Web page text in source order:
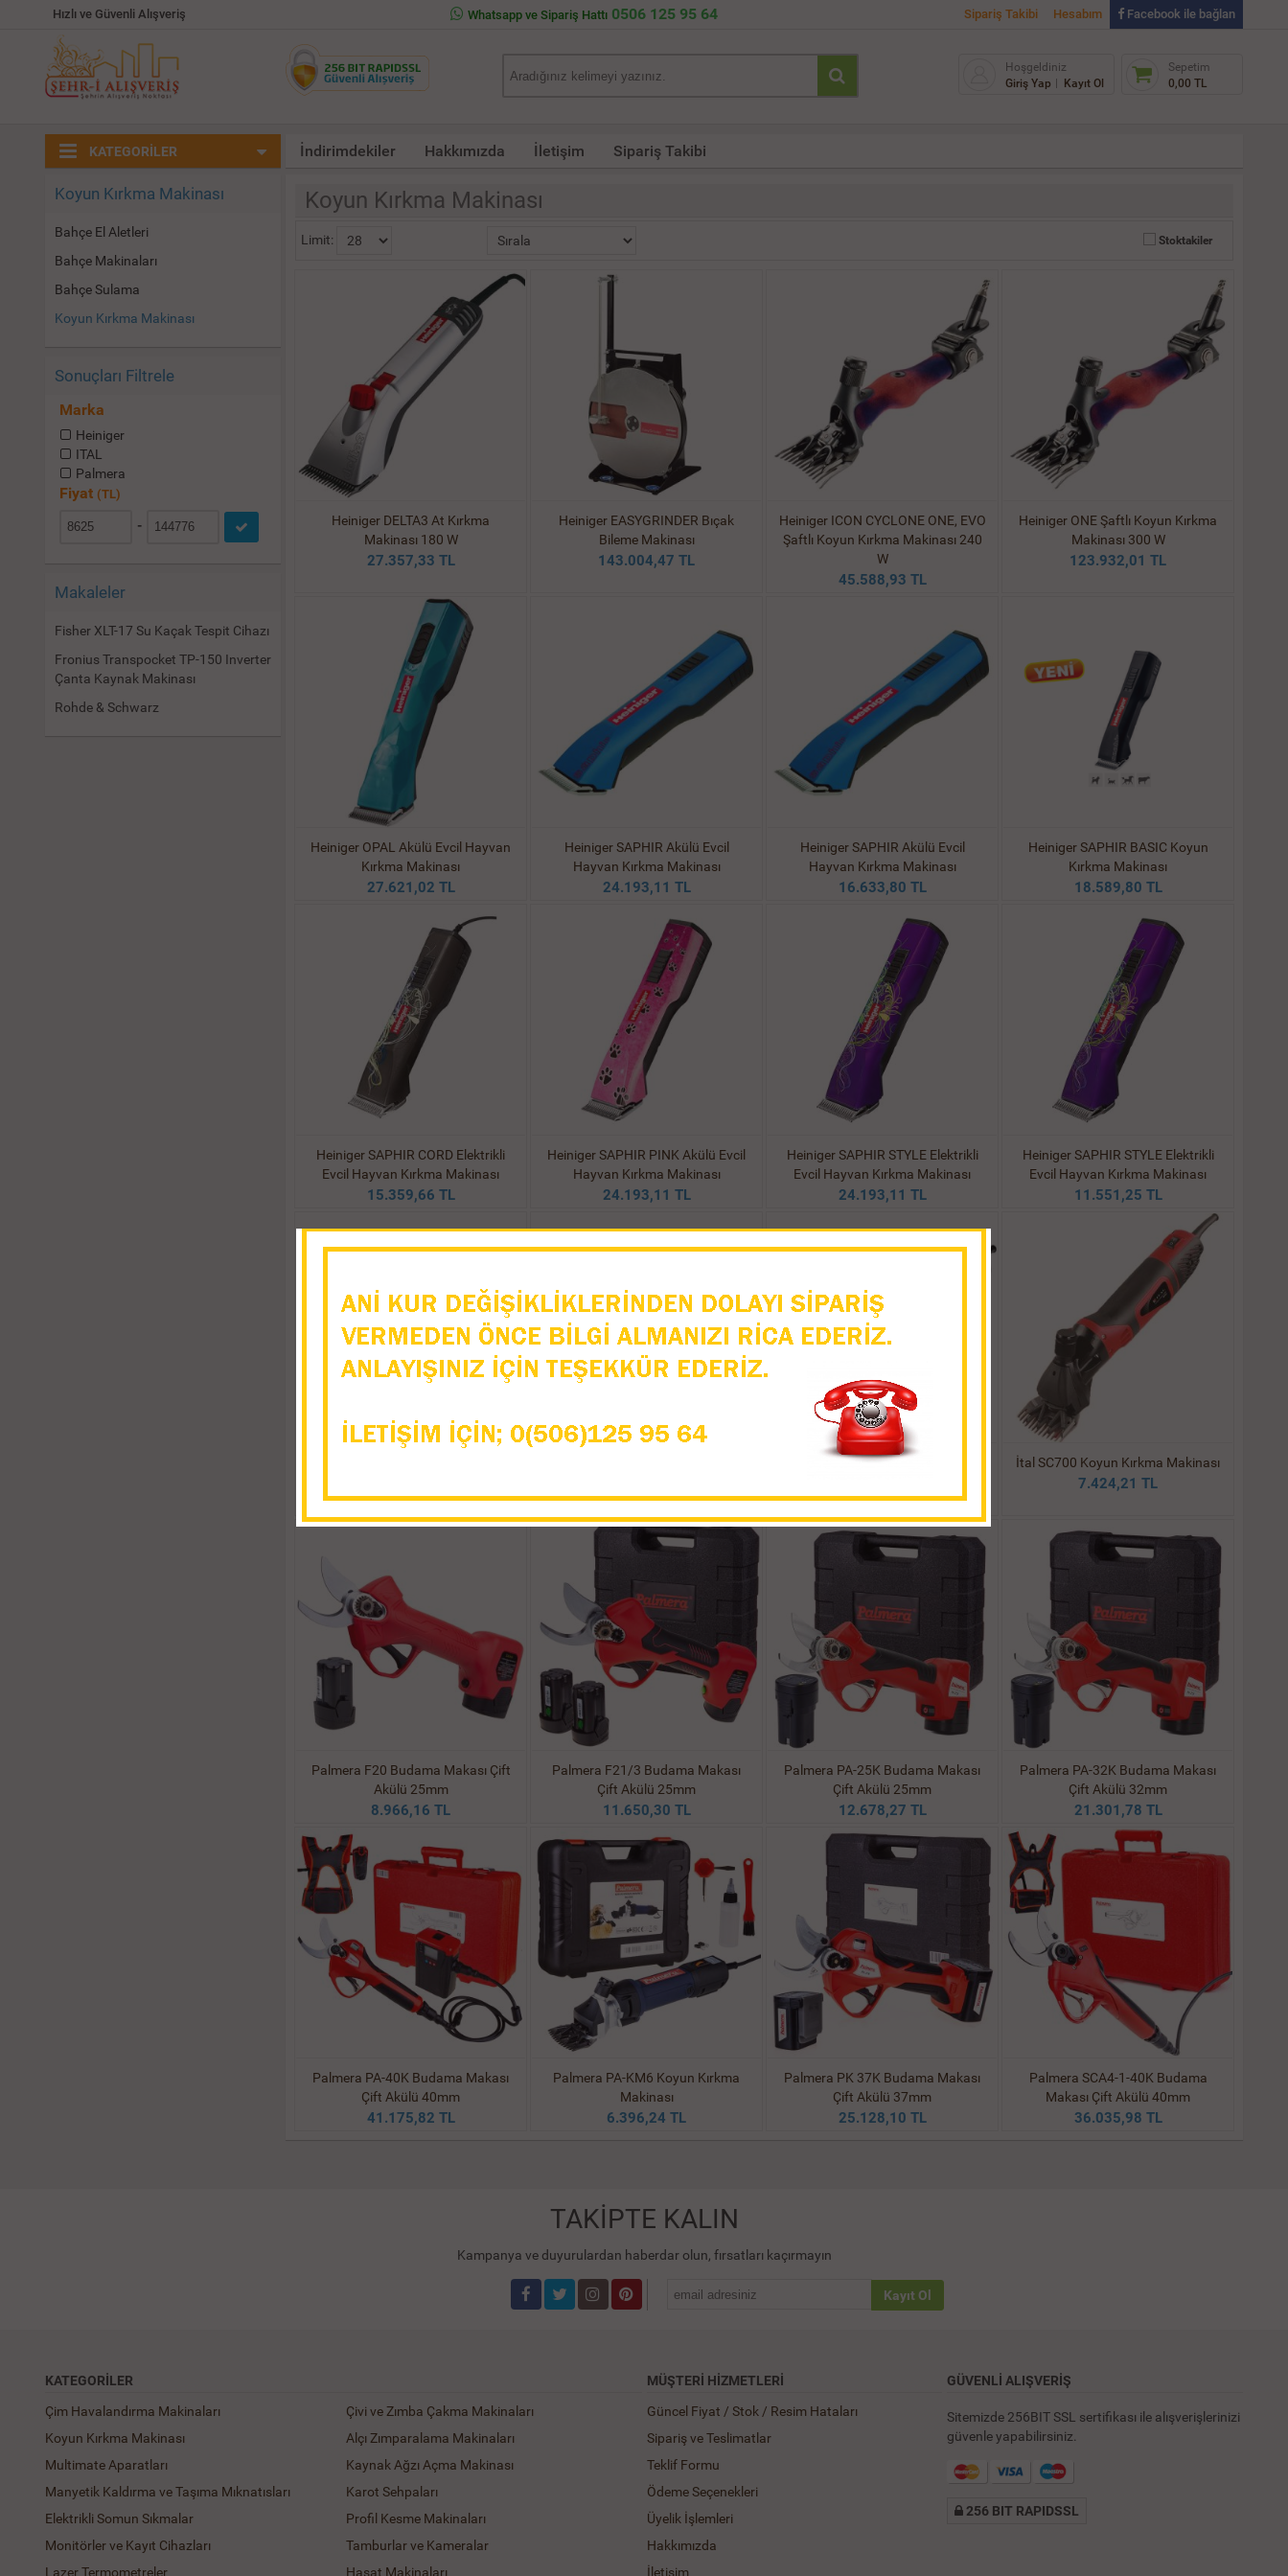
Hızlı ve Güvenli Alışveriş Whatsapp ve Sipariş Hattı 0506 125 95 64 Sipariş Takibi Hesabım Facebook ile bağlan
Sepetim
0,00 TL
Hoşgeldiniz
Giriş Yap
Kayıt Ol
KATEGORİLER İndirimdekiler Hakkımızda İletişim Sipariş Takibi
Koyun Kırkma Makinası
Bahçe El Aletleri
Bahçe Makinaları
Bahçe Sulama
Koyun Kırkma Makinası
Sonuçları Filtrele
Marka
Heiniger
ITAL
Palmera
Fiyat (TL)
-
Makaleler
Fisher XLT-17 Su Kaçak Tespit Cihazı
Fronius Transpocket TP-150 Inverter
Çanta Kaynak Makinası
Rohde & Schwarz
Koyun Kırkma Makinası
Limit: Stoktakiler
Heiniger DELTA3 At Kırkma
Makinası 180 W
27.357,33 TL
Heiniger EASYGRINDER Bıçak
Bileme Makinası
143.004,47 TL
Heiniger ICON CYCLONE ONE, EVO
Şaftlı Koyun Kırkma Makinası 240
W
45.588,93 TL
Heiniger ONE Şaftlı Koyun Kırkma
Makinası 300 W
123.932,01 TL
Heiniger OPAL Akülü Evcil Hayvan
Kırkma Makinası
27.621,02 TL
Heiniger SAPHIR Akülü Evcil
Hayvan Kırkma Makinası
24.193,11 TL
Heiniger SAPHIR Akülü Evcil
Hayvan Kırkma Makinası
16.633,80 TL
Heiniger SAPHIR BASIC Koyun
Kırkma Makinası
18.589,80 TL
Heiniger SAPHIR CORD Elektrikli
Evcil Hayvan Kırkma Makinası
15.359,66 TL
Heiniger SAPHIR PINK Akülü Evcil
Hayvan Kırkma Makinası
24.193,11 TL
Heiniger SAPHIR STYLE Elektrikli
Evcil Hayvan Kırkma Makinası
24.193,11 TL
Heiniger SAPHIR STYLE Elektrikli
Evcil Hayvan Kırkma Makinası
11.551,25 TL
36.981,84 TL 5.806,11 TL
İtal SC600 Koyun Kırkma Makinası İtal SC700 Koyun Kırkma Makinası
7.424,21 TL
Palmera F20 Budama Makası Çift
Akülü 25mm
8.966,16 TL
Palmera F21/3 Budama Makası
Çift Akülü 25mm
11.650,30 TL
Palmera PA-25K Budama Makası
Çift Akülü 25mm
12.678,27 TL
Palmera PA-32K Budama Makası
Çift Akülü 32mm
21.301,78 TL
Palmera PA-40K Budama Makası
Çift Akülü 40mm
41.175,82 TL
Palmera PA-KM6 Koyun Kırkma
Makinası
6.396,24 TL
Palmera PK 37K Budama Makası
Çift Akülü 37mm
25.128,10 TL
Palmera SCA4-1-40K Budama
Makası Çift Akülü 40mm
36.035,98 TL
TAKİPTE KALIN
Kampanya ve duyurulardan haberdar olun, fırsatları kaçırmayın
Kayıt Ol
KATEGORILER
Çim Havalandırma Makinaları
Çivi ve Zımba Çakma Makinaları
Koyun Kırkma Makinası
Alçı Zımparalama Makinaları
Multimate Aparatları
Kaynak Ağzı Açma Makinası
Manyetik Kaldırma ve Taşıma Mıknatısları
Karot Sehpaları
Elektrikli Somun Sıkmalar
Profil Kesme Makinaları
Monitörler ve Kayıt Cihazları
Tamburlar ve Kameralar
Lazer Termometreler
Hasat Makinaları
MÜŞTERI HIZMETLERI
Güncel Fiyat / Stok / Resim Hataları
Sipariş ve Teslimatlar
Teklif Formu
Ödeme Seçenekleri
Üyelik İşlemleri
Hakkımızda
İletişim
GÜVENLİ ALIŞVERİŞ
Sitemizde 256BIT SSL sertifikası ile alışverişlerinizi
güvenle yapabilirsiniz.
256 BIT RAPIDSSL